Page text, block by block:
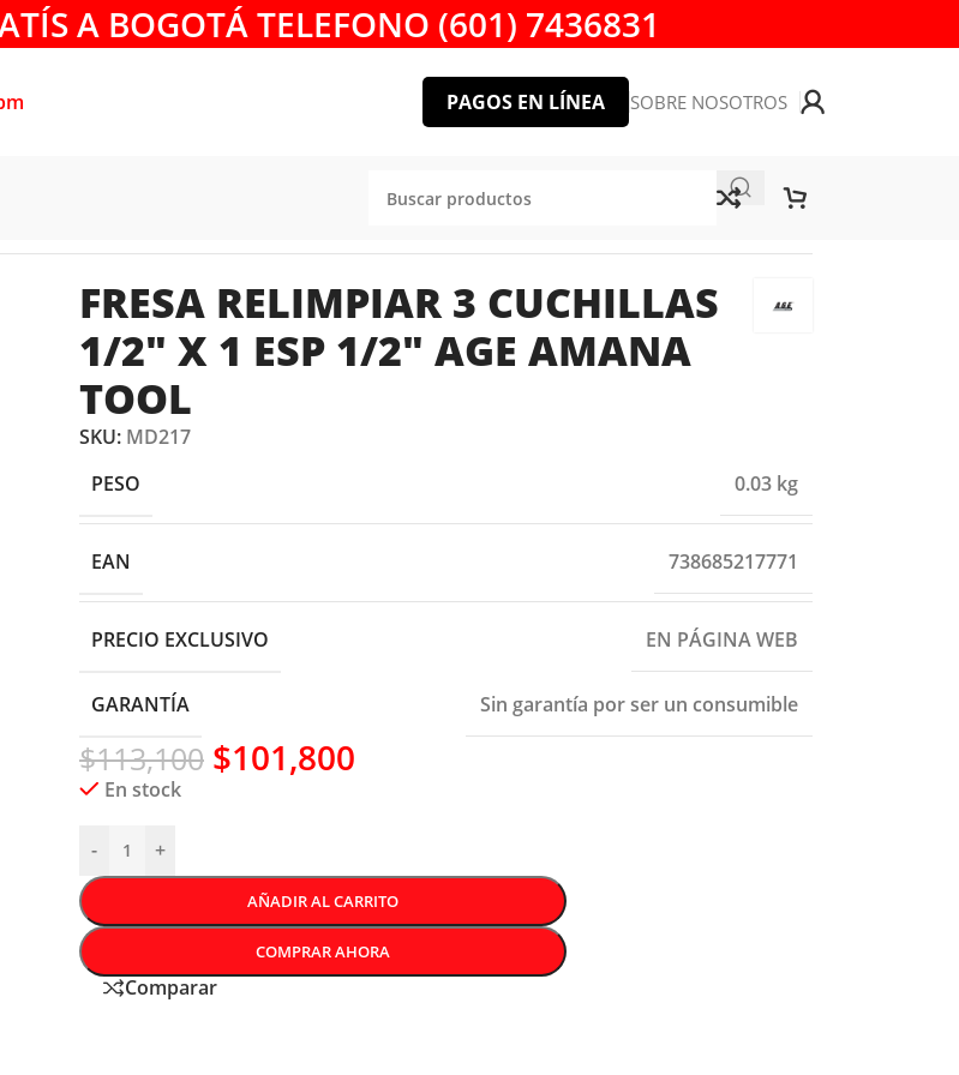
A BOGOTÁ TELEFONO (601) 7436831
PAGOS EN LÍNEA SOBRE NOSOTROS
FRESA RELIMPIAR 3 CUCHILLAS
1/2″ X 1 ESP 1/2″ AGE AMANA
TOOL
SKU: MD217
PESO
0.03 kg
EAN 738685217771
PRECIO EXCLUSIVO EN PÁGINA WEB
GARANTÍA Sin garantía por ser un consumible
$113,100 $101,800
En stock
- +
AÑADIR AL CARRITO
COMPRAR AHORA
Comparar